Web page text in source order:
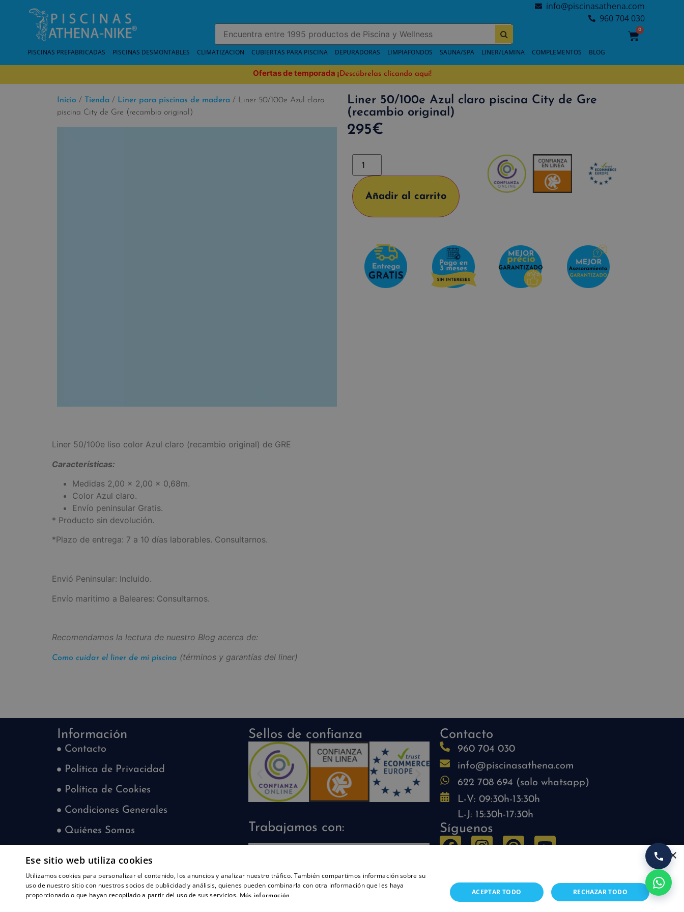
info@piscinasathena.com
960 704 030
0
PISCINAS PREFABRICADAS PISCINAS DESMONTABLES CLIMATIZACION CUBIERTAS PARA PISCINA DEPURADORAS LIMPIAFONDOS SAUNA/SPA LINER/LAMINA COMPLEMENTOS BLOG
Ofertas de temporada ¡ Descúbrelas clicando aquí!
Inicio / Tienda / Liner para piscinas de madera / Liner 50/100e Azul claro
piscina City de Gre (recambio original)
Liner 50/100e Azul claro piscina City de Gre
(recambio original)
295€
Añadir al carrito
Liner 50/100e liso color Azul claro (recambio original) de GRE
Características:
Medidas 2,00 x 2,00 x 0,68m.
Color Azul claro.
Envío peninsular Gratis.
* Producto sin devolución.
*Plazo de entrega: 7 a 10 días laborables. Consultarnos.
Envió Peninsular: Incluido.
Envío maritimo a Baleares: Consultarnos.
Recomendamos la lectura de nuestro Blog acerca de:
Como cuidar el liner de mi piscina (términos y garantías del liner)
Información
Contacto
Política de Privacidad
Política de Cookies
Condiciones Generales
Quiénes Somos
¿Quieres trabajar con nosotros?
Sellos de confianza
Trabajamos con:
Contacto
960 704 030
info@piscinasathena.com
622 708 694 (solo whatsapp)
L-V: 09:30h-13:30h
L-J: 15:30h-17:30h
Síguenos
×
Ese sitio web utiliza cookies
Utilizamos cookies para personalizar el contenido, los anuncios y analizar nuestro tráfico. También compartimos información sobre su
uso de nuestro sitio con nuestros socios de publicidad y análisis, quienes pueden combinarla con otra información que les haya
proporcionado o que hayan recopilado a partir del uso de sus servicios. Más información ACEPTAR TODO RECHAZAR TODO